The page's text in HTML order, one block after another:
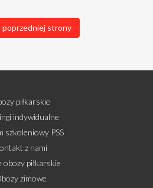
poprzedniej strony
piłkarskie
indywidualne
szkoleniowy PSS
z nami
obozy piłkarskie
zimowe